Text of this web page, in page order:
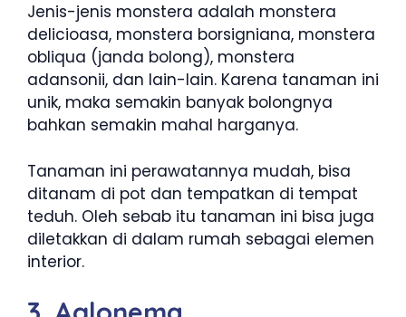
Jenis-jenis monstera adalah monstera
delicioasa, monstera borsigniana, monstera
obliqua (janda bolong), monstera
adansonii, dan lain-lain. Karena tanaman ini
unik, maka semakin banyak bolongnya
bahkan semakin mahal harganya.
Tanaman ini perawatannya mudah, bisa
ditanam di pot dan tempatkan di tempat
teduh. Oleh sebab itu tanaman ini bisa juga
diletakkan di dalam rumah sebagai elemen
interior.